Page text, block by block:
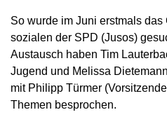
So wurde im Juni erstmals
sozialen der SPD (Jusos)
Austausch haben Tim
Jugend und Melissa
mit Philipp Türmer
Themen besprochen.